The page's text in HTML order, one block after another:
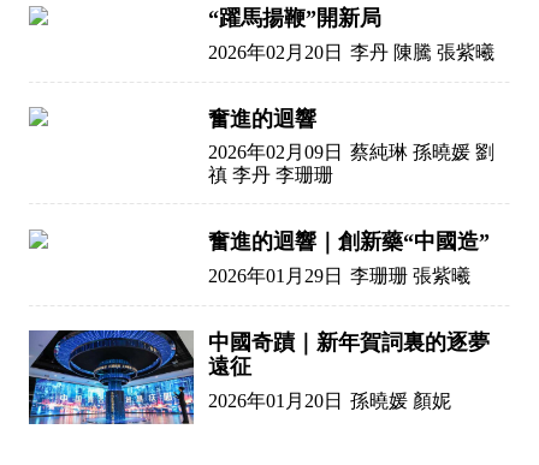
“躍馬揚鞭”開新局
2026年02月20日 李丹 陳騰 張紫曦
奮進的迴響
2026年02月09日
蔡純琳 孫曉媛 劉
禛 李丹 李珊珊
奮進的迴響｜創新藥“中國造”
2026年01月29日 李珊珊 張紫曦
中國奇蹟｜新年賀詞裏的逐夢
遠征
2026年01月20日 孫曉媛 顏妮